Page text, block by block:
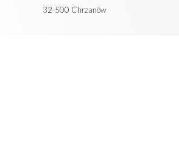
32-500 Chrzanów